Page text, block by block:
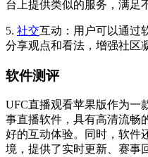
台上提供类似的服务，满足
5. 社交互动：用户可以通过
分享观点和看法，增强社区
软件测评
UFC直播观看苹果版作为一
事直播软件，具有高清流畅
好的互动体验。同时，软件
境，提供了实时更新、赛事